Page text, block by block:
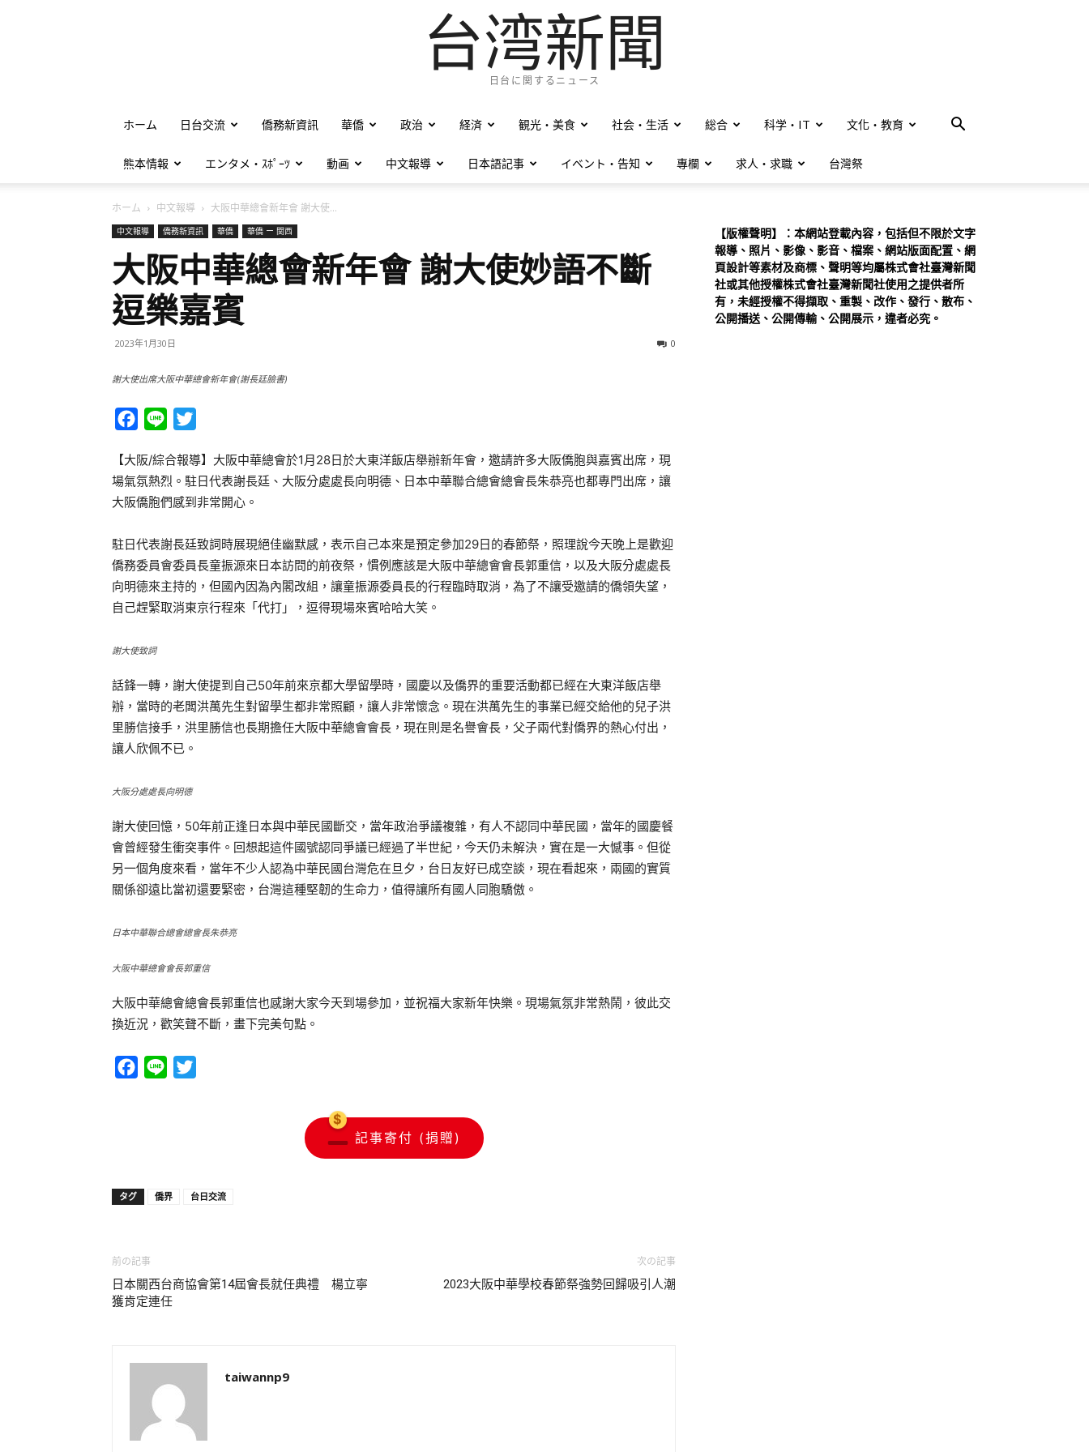
台湾新聞
日台に関するニュース
ホーム 日台交流 僑務新資訊 華僑 政治 経済 観光・美食 社会・生活 総合 科学・IT 文化・教育
熊本情報 エンタメ・ｽﾎﾟｰﾂ 動画 中文報導 日本語記事 イベント・告知 專欄 求人・求職 台灣祭
ホーム 中文報導 大阪中華總會新年會 謝大使...
中文報導 僑務新資訊 華僑 華僑 ー 関西
大阪中華總會新年會 謝大使妙語不斷
逗樂嘉賓
2023年1月30日 0
謝大使出席大阪中華總會新年會(謝長廷臉書)
Facebook
Line
【大阪/綜合報導】大阪中華總會於1月28日於大東洋飯店舉辦新年會，邀請許多大阪僑胞與嘉賓出席，現
場氣氛熱烈。駐日代表謝長廷、大阪分處處長向明德、日本中華聯合總會總會長朱恭亮也都專門出席，讓
大阪僑胞們感到非常開心。
駐日代表謝長廷致詞時展現絕佳幽默感，表示自己本來是預定參加29日的春節祭，照理說今天晚上是歡迎
僑務委員會委員長童振源來日本訪問的前夜祭，慣例應該是大阪中華總會會長郭重信，以及大阪分處處長
向明德來主持的，但國內因為內閣改組，讓童振源委員長的行程臨時取消，為了不讓受邀請的僑領失望，
自己趕緊取消東京行程來「代打」，逗得現場來賓哈哈大笑。
謝大使致詞
話鋒一轉，謝大使提到自己50年前來京都大學留學時，國慶以及僑界的重要活動都已經在大東洋飯店舉
辦，當時的老闆洪萬先生對留學生都非常照顧，讓人非常懷念。現在洪萬先生的事業已經交給他的兒子洪
里勝信接手，洪里勝信也長期擔任大阪中華總會會長，現在則是名譽會長，父子兩代對僑界的熱心付出，
讓人欣佩不已。
大阪分處處長向明德
謝大使回憶，50年前正逢日本與中華民國斷交，當年政治爭議複雜，有人不認同中華民國，當年的國慶餐
會曾經發生衝突事件。回想起這件國號認同爭議已經過了半世紀，今天仍未解決，實在是一大憾事。但從
另一個角度來看，當年不少人認為中華民國台灣危在旦夕，台日友好已成空談，現在看起來，兩國的實質
關係卻遠比當初還要緊密，台灣這種堅韌的生命力，值得讓所有國人同胞驕傲。
日本中華聯合總會總會長朱恭亮
大阪中華總會會長郭重信
大阪中華總會總會長郭重信也感謝大家今天到場參加，並祝福大家新年快樂。現場氣氛非常熱鬧，彼此交
換近況，歡笑聲不斷，畫下完美句點。
Facebook
Line
記事寄付 (捐贈)
タグ 僑界 台日交流
前の記事
日本關西台商協會第14屆會長就任典禮 楊立寧
獲肯定連任
次の記事
2023大阪中華學校春節祭強勢回歸吸引人潮
taiwannp9
【版權聲明】：本網站登載內容，包括但不限於文字
報導、照片、影像、影音、檔案、網站版面配置、網
頁設計等素材及商標、聲明等均屬株式會社臺灣新聞
社或其他授權株式會社臺灣新聞社使用之提供者所
有，未經授權不得擷取、重製、改作、發行、散布、
公開播送、公開傳輸、公開展示，違者必究。